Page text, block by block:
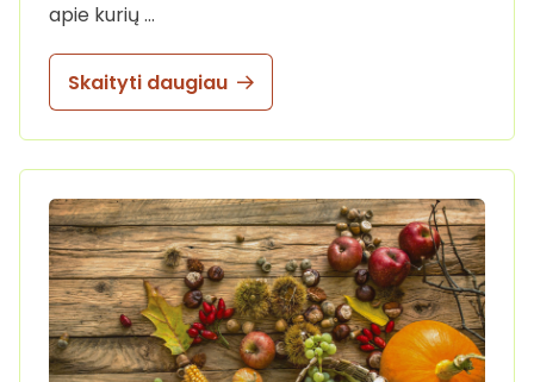
apie kurių …
Skaityti daugiau